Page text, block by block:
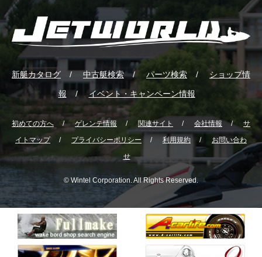
新艇カタログ 中古艇検索 パーツ検索 ショップ情
報 イベント・キャンペーン情報
初めての方へ ゲレンテ情報 関連サイト 会社情報
サ
イトマップ
プライバシーポリシー 利用規約
お問い合わ
せ
© Wintel Corporation. All Rights Reserved.